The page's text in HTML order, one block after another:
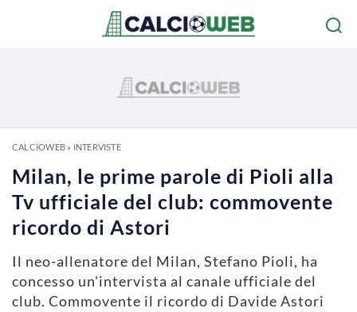
CALCIOWEB» INTERVISTE
Milan, le prime parole di Pioli alla
Tv ufficiale del club: commovente
ricordo di Astori
Il neo-allenatore del Milan, Stefano Pioli, ha
concesso un'intervista al canale ufficiale del
club. Commovente il ricordo di Davide Astori